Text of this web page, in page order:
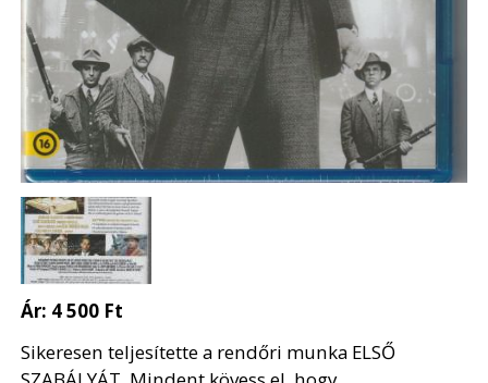
Ár: 4 500 Ft
Sikeresen teljesítette a rendőri munka ELSŐ